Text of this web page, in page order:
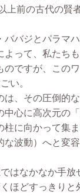
上前の古代の賢
バジとパラマ
って、私たち
ですが、この
い。
、その圧倒的な
中心に高次元の
柱に向かって集
な波動）へと変
はなかなか手放
ほどすっきり